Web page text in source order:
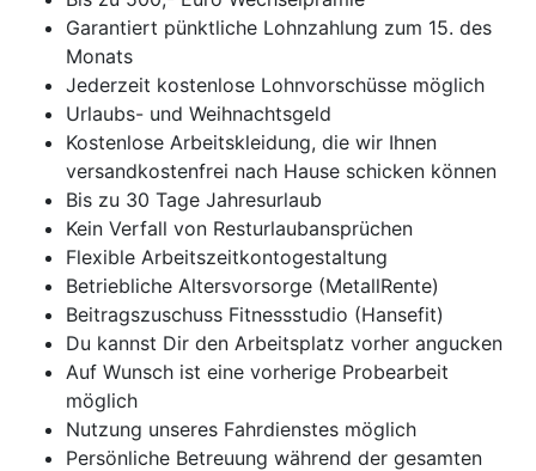
Garantiert pünktliche Lohnzahlung zum 15. des
Monats
Jederzeit kostenlose Lohnvorschüsse möglich
Urlaubs- und Weihnachtsgeld
Kostenlose Arbeitskleidung, die wir Ihnen
versandkostenfrei nach Hause schicken können
Bis zu 30 Tage Jahresurlaub
Kein Verfall von Resturlaubansprüchen
Flexible Arbeitszeitkontogestaltung
Betriebliche Altersvorsorge (MetallRente)
Beitragszuschuss Fitnessstudio (Hansefit)
Du kannst Dir den Arbeitsplatz vorher angucken
Auf Wunsch ist eine vorherige Probearbeit
möglich
Nutzung unseres Fahrdienstes möglich
Persönliche Betreuung während der gesamten